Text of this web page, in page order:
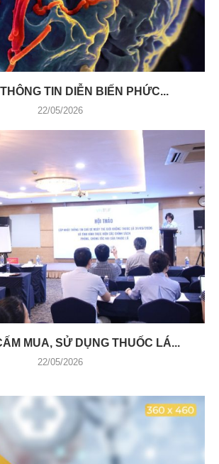
TIN DIỄN BIẾN PHỨC...
22/05/2026
MUA, SỬ DỤNG THUỐC LÁ...
22/05/2026